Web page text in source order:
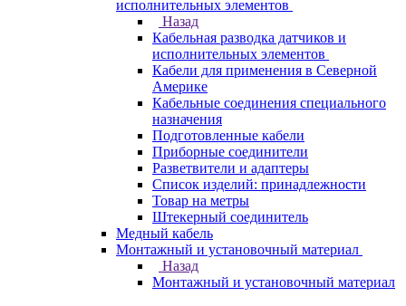
исполнительных элементов
Назад
Кабельная разводка датчиков и
исполнительных элементов
Кабели для применения в Северной
Америке
Кабельные соединения специального
назначения
Подготовленные кабели
Приборные соединители
Разветвители и адаптеры
Список изделий: принадлежности
Товар на метры
Штекерный соединитель
Медный кабель
Монтажный и установочный материал
Назад
Монтажный и установочный материал